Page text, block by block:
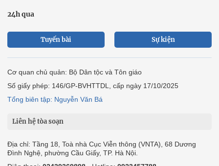
24h qua
Tuyến bài Sự kiện
Cơ quan chủ quản: Bộ Dân tộc và Tôn giáo
Số giấy phép: 146/GP-BVHTTDL, cấp ngày 17/10/2025
Tổng biên tập: Nguyễn Văn Bá
Liên hệ tòa soạn
Địa chỉ: Tầng 18, Toà nhà Cục Viễn thông (VNTA), 68 Dương
Đình Nghệ, phường Cầu Giấy, TP. Hà Nội.